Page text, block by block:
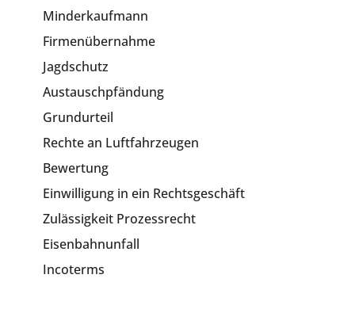
Minderkaufmann
Firmenübernahme
Jagdschutz
Austauschpfändung
Grundurteil
Rechte an Luftfahrzeugen
Bewertung
Einwilligung in ein Rechtsgeschäft
Zulässigkeit Prozessrecht
Eisenbahnunfall
Incoterms